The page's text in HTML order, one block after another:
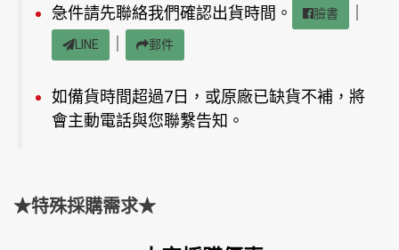
急件請先聯絡我們確認出貨時間。 臉書
LINE 郵件
如備貨時間超過7日，或原廠已缺貨不補，將
會主動電話與您聯繫告知。
★特殊採購需求★